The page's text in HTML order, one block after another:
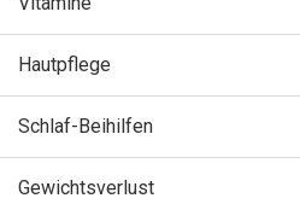
Hautpflege
Schlaf-Beihilfen
Gewichtsverlust